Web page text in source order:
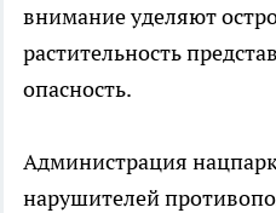
внимание уделяют
растительность
опасность.
Администрация
нарушителей